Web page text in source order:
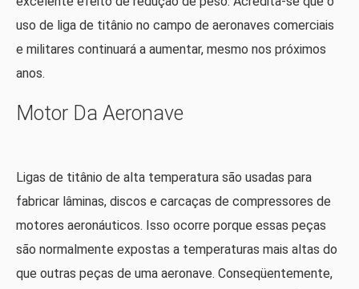
uso de liga de titânio no campo de aeronaves comerciais
e militares continuará a aumentar, mesmo nos próximos
anos.
Motor Da Aeronave
Ligas de titânio de alta temperatura são usadas para
fabricar lâminas, discos e carcaças de compressores de
motores aeronáuticos. Isso ocorre porque essas peças
são normalmente expostas a temperaturas mais altas do
que outras peças de uma aeronave. Conseqüentemente,